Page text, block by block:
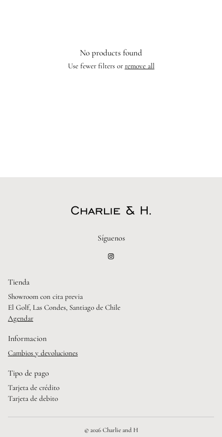
No products found
Use fewer filters or remove all
Síguenos
Tienda
Showroom con cita previa
El Golf, Las Condes, Santiago de Chile
Agendar
Informacion
Cambios y devoluciones
Tipo de pago
Tarjeta de crédito
Tarjeta de debito
© 2026 Charlie and H